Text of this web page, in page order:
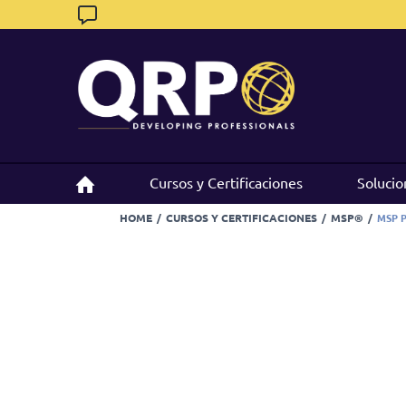
to
Cursos y Certificaciones
Cursos y Certificaciones
HOME / CURSOS Y CERTIFICACIONES / MSP® / MSP